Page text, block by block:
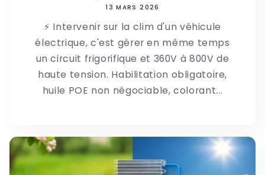
13 MARS 2026
⚡ Intervenir sur la clim d'un véhicule
électrique, c'est gérer en même temps
un circuit frigorifique et 360V à 800V de
haute tension. Habilitation obligatoire,
huile POE non négociable, colorant...